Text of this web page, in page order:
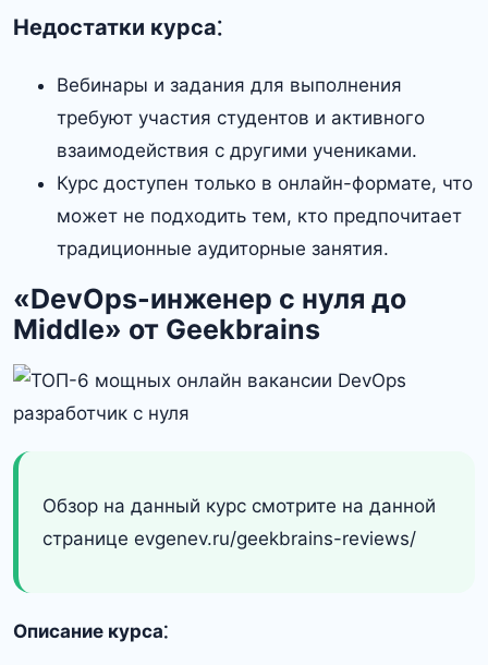
Недостатки курса⁚
Вебинары и задания для выполнения
требуют участия студентов и активного
взаимодействия с другими учениками.​
Курс доступен только в онлайн-формате, что
может не подходить тем, кто предпочитает
традиционные аудиторные занятия.​
«DevOps-инженер с нуля до
Middle» от Geekbrains
Обзор на данный курс смотрите на данной
странице evgenev.ru/geekbrains-reviews/
Описание курса⁚